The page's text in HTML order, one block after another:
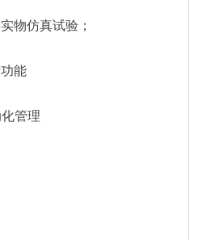
物仿真试验；
能
管理